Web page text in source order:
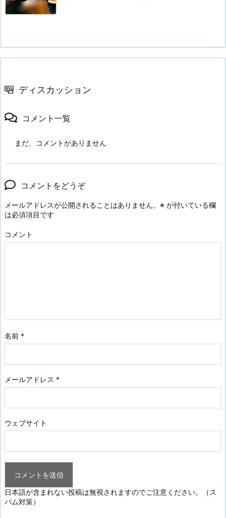
ディスカッション
コメント一覧
まだ、コメントがありません
コメントをどうぞ
メールアドレスが公開されることはありません。 ※ が付いている欄
は必須項目です
コメント
名前 *
メールアドレス *
ウェブサイト
日本語が含まれない投稿は無視されますのでご注意ください。（ス
パム対策）